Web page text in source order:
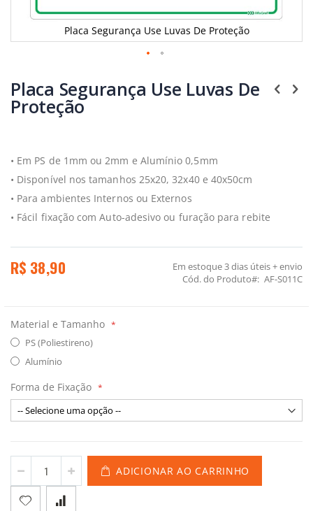
Placa Segurança Use Luvas De Proteção
para
o
início
imagens
Placa Segurança Use Luvas De
Proteção
• Em PS de 1mm ou 2mm e Alumínio 0,5mm
• Disponível nos tamanhos 25x20, 32x40 e 40x50cm
• Para ambientes Internos ou Externos
• Fácil fixação com Auto-adesivo ou furação para rebite
R$ 38,90 Em estoque3 dias úteis + envio
Cód. do Produto
AF-S011C
Material e Tamanho
PS (Poliestireno)
Alumínio
Forma de Fixação
ADICIONAR AO CARRINHO